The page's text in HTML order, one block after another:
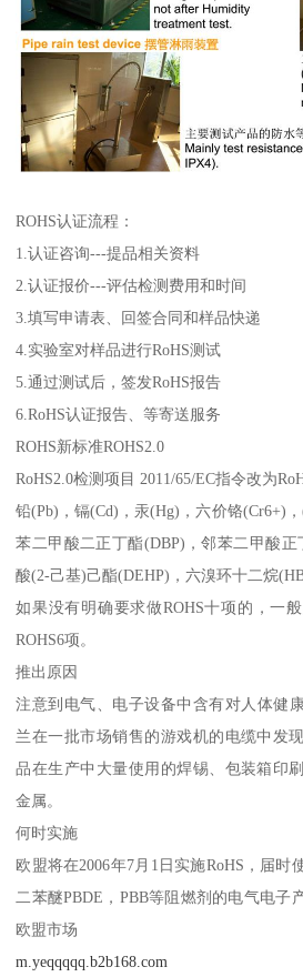
ROHS认证流程：
1.认证咨询---提品相关资料
2.认证报价---评估检测费用和时间
3.填写申请表、回签合同和样品快递
4.实验室对样品进行RoHS测试
5.通过测试后，签发RoHS报告
6.RoHS认证报告、等寄送服务
ROHS新标准ROHS2.0
RoHS2.0检测项目 2011/65/EC指令改为
铅(Pb)，镉(Cd)，汞(Hg)，六价铬(Cr6+)
苯二甲酸二正丁酯(DBP)，邻苯二甲酸正
酸(2-己基)己酯(DEHP)，六溴环十二烷
如果没有明确要求做ROHS十项的，一
ROHS6项。
推出原因
注意到电气、电子设备中含有对人体健
兰在一批市场销售的游戏机的电缆中发
品在生产中大量使用的焊锡、包装箱印
金属。
何时实施
欧盟将在2006年7月1日实施RoHS，届时
二苯醚PBDE，PBB等阻燃剂的电气电子
欧盟市场
m.yeqqqqq.b2b168.com